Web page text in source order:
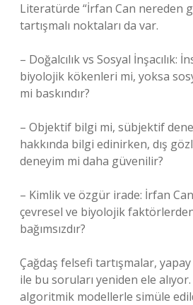
Literatürde “İrfan Can nereden
tartışmalı noktaları da var.
– Doğalcılık vs Sosyal İnşacılık:
biyolojik kökenleri mi, yoksa
mi baskındır?
– Objektif bilgi mi, sübjektif
hakkında bilgi edinirken, dış
deneyim mi daha güvenilir?
– Kimlik ve özgür irade: İrfan
çevresel ve biyolojik
bağımsızdır?
Çağdaş felsefi tartışmalar,
ile bu soruları yeniden ele
algoritmik modellerle simüle